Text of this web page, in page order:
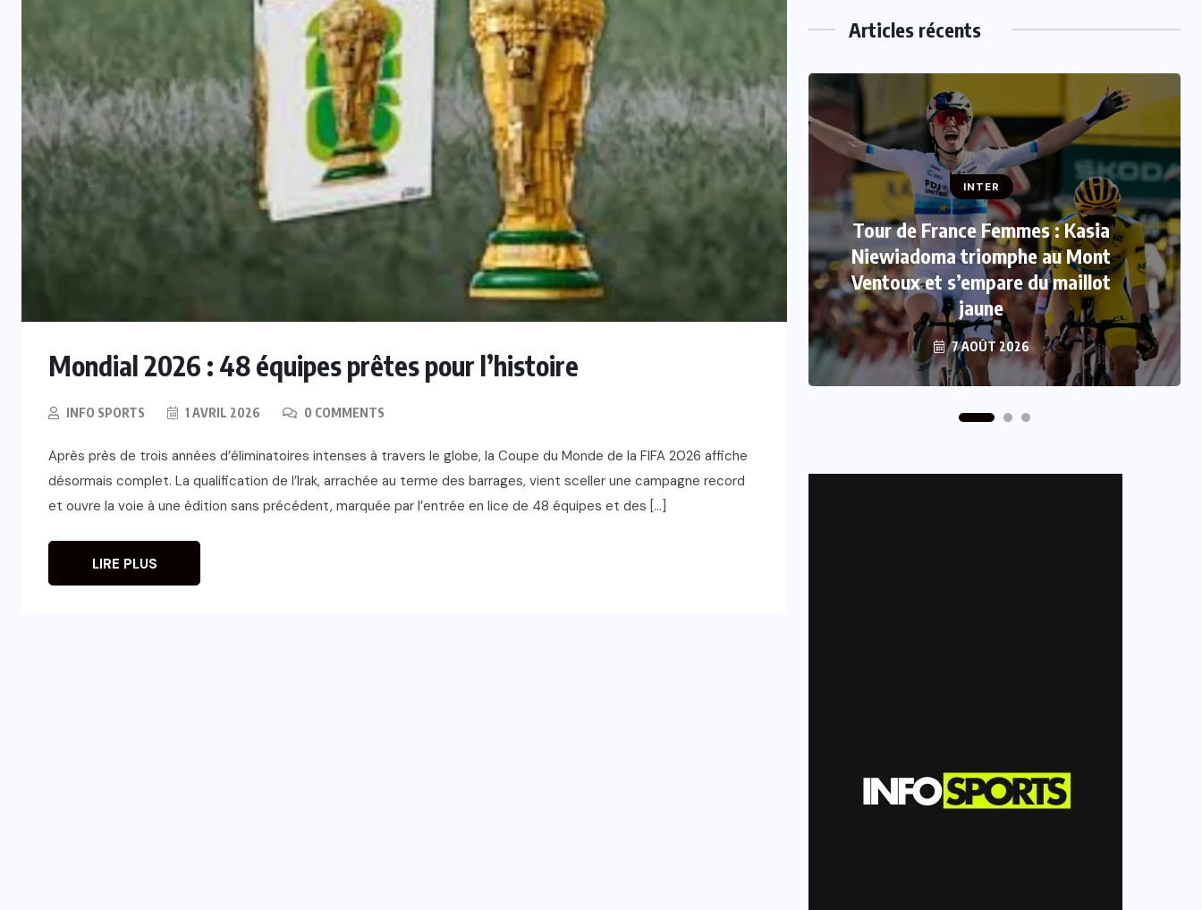
Mondial 2026 : 48 équipes prêtes pour l’histoire
INFO SPORTS 1 AVRIL 2026 0 COMMENTS
Après près de trois années d’éliminatoires intenses à travers le globe, la Coupe du Monde de la FIFA 2026 affiche
désormais complet. La qualification de l’Irak, arrachée au terme des barrages, vient sceller une campagne record
et ouvre la voie à une édition sans précédent, marquée par l’entrée en lice de 48 équipes et des […]
LIRE PLUS
Articles récents
Mercato : Monaco s’intéresse à
INTER
Tour de France Femmes : Kasia
Niewiadoma triomphe au Mont
Ventoux et s’empare du maillot
jaune
7 AOÛT 2026
INTER
Mercato : Le FC Barcelone s’offre
Rodri pour 50 millions d’euros
7 AOÛT 2026